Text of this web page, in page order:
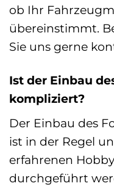
ob Ihr
übereinstimmt.
Sie uns gerne
Ist der Einbau
kompliziert?
Der Einbau des
ist in der Regel
erfahrenen
durchgeführt